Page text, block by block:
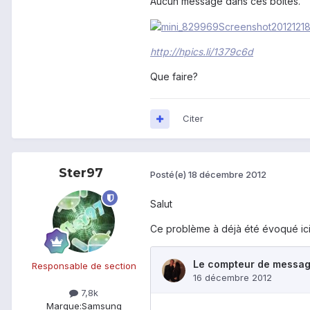
http://hpics.li/1379c6d
Que faire?
Citer
Ster97
Responsable de section
7,8k
Marque:Samsung
Posté(e) 18 décembre 2012
Salut
Ce problème à déjà été évoqué